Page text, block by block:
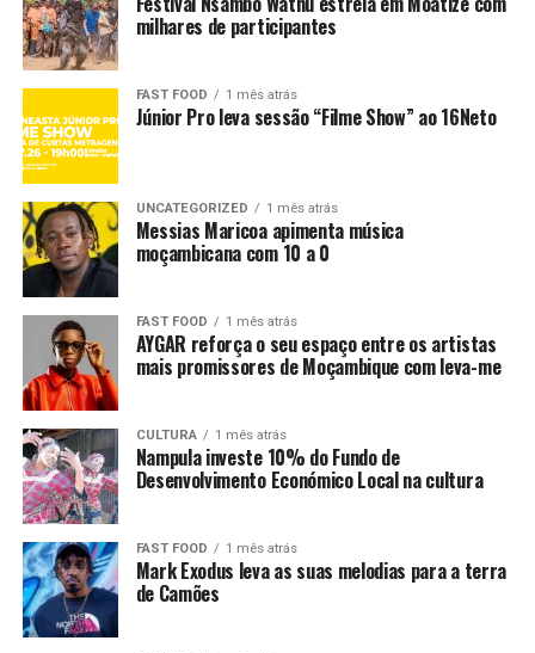
milhares de participantes
FAST FOOD 1 mês atrás
Júnior Pro leva sessão “Filme Show” ao 16Neto
UNCATEGORIZED 1 mês atrás
Messias Maricoa apimenta música
moçambicana com 10 a 0
FAST FOOD 1 mês atrás
AYGAR reforça o seu espaço entre os artistas
mais promissores de Moçambique com leva-me
CULTURA 1 mês atrás
Nampula investe 10% do Fundo de
Desenvolvimento Económico Local na cultura
FAST FOOD 1 mês atrás
Mark Exodus leva as suas melodias para a terra
de Camões